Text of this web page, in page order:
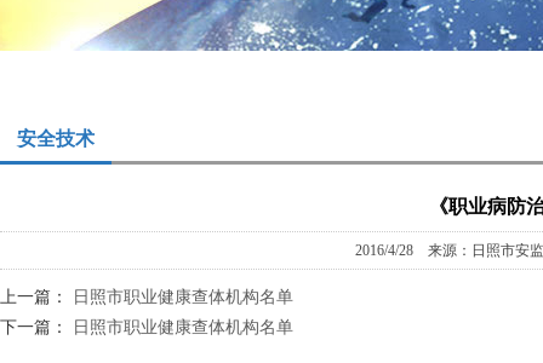
安全技术
《职业病防
2016/4/28 来源：日照市安
上一篇：
日照市职业健康查体机构名单
下一篇：
日照市职业健康查体机构名单